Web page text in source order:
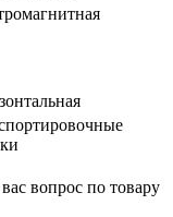
вопрос по товару